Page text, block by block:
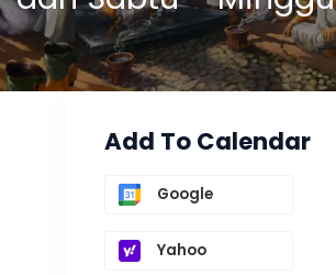
Add To Calendar
Google
Yahoo